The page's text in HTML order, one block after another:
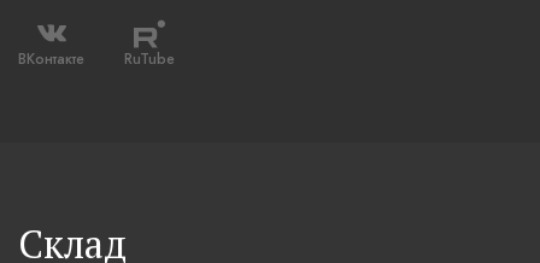
ВКонтакте RuTube
Склад